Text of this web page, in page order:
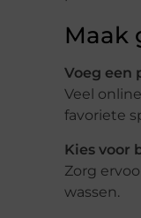
Maak
Voeg een
Veel
favoriete
Kies voor
Zorg
wassen.